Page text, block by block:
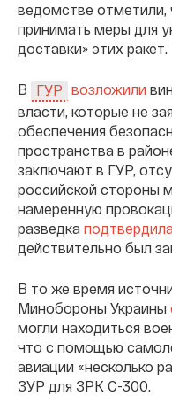
ведомстве отметили,
принимать меры для
доставки» этих ракет.
В ГУР возложили
власти, которые не
обеспечения
пространства в
заключают в ГУР,
российской стороны
намеренную
разведка подтвердила
действительно был
В то же время
Минобороны Украины
могли находиться
что с помощью
авиации «несколько
ЗУР для ЗРК С-300.